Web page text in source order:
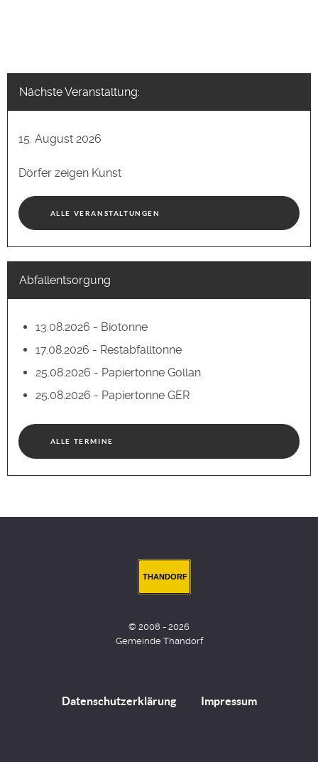
Nächste Veranstaltung:
15. August 2026
Dörfer zeigen Kunst
ALLE VERANSTALTUNGEN
Abfallentsorgung
13.08.2026 - Biotonne
17.08.2026 - Restabfalltonne
25.08.2026 - Papiertonne Gollan
25.08.2026 - Papiertonne GER
ALLE TERMINE
THANDORF
© 2008 - 2026
Gemeinde Thandorf
Datenschutzerklärung Impressum